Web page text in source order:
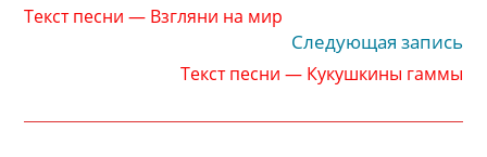
статьи
Текст песни — Взгляни на мир
Следующая запись
Текст песни — Кукушкины гаммы